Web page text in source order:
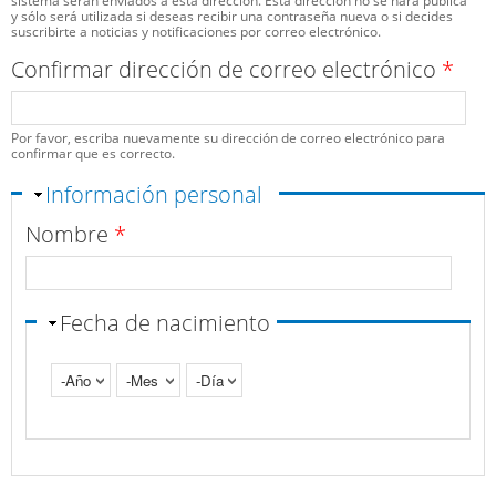
y sólo será utilizada si deseas recibir una contraseña nueva o si decides
suscribirte a noticias y notificaciones por correo electrónico.
Confirmar dirección de correo electrónico *
Por favor, escriba nuevamente su dirección de correo electrónico para
confirmar que es correcto.
Ocultar
Información personal
Nombre *
Fecha de nacimiento
Año
Mes Día